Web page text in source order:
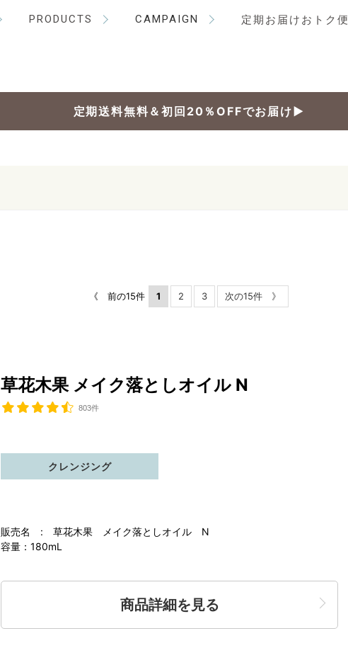
PRODUCTS CAMPAIGN 定期お届けおトク便
定期送料無料＆初回20％OFFでお届け▶
《 前の15件 1 2 3 次の15件 》
草花木果 メイク落としオイル N
803件
販売名 : 草花木果 メイク落としオイル N
容量：180mL
クレンジング
商品詳細を見る